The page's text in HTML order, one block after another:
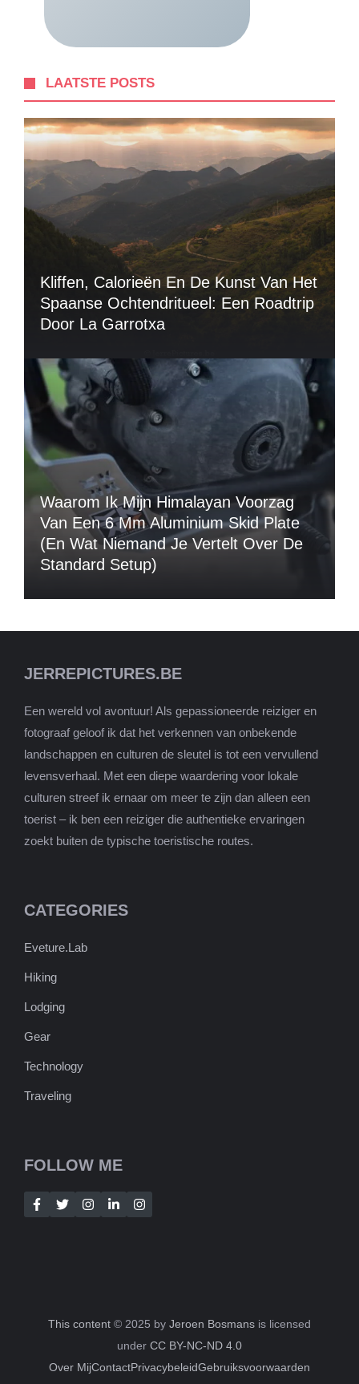
LAATSTE POSTS
Kliffen, Calorieën En De Kunst Van Het
Spaanse Ochtendritueel: Een Roadtrip
Door La Garrotxa
Waarom Ik Mijn Himalayan Voorzag
Van Een 6 Mm Aluminium Skid Plate
(en Wat Niemand Je Vertelt Over De
Standard Setup)
JERREPICTURES.BE
Een wereld vol avontuur! Als gepassioneerde reiziger en
fotograaf geloof ik dat het verkennen van onbekende
landschappen en culturen de sleutel is tot een vervullend
levensverhaal. Met een diepe waardering voor lokale
culturen streef ik ernaar om meer te zijn dan alleen een
toerist – ik ben een reiziger die authentieke ervaringen
zoekt buiten de typische toeristische routes.
CATEGORIES
Eveture.Lab
Hiking
Lodging
Gear
Technology
Traveling
FOLLOW ME
This content © 2025 by Jeroen Bosmans is licensed
under CC BY-NC-ND 4.0
Over MijContactPrivacybeleidGebruiksvoorwaarden